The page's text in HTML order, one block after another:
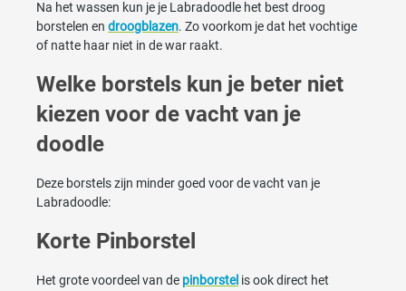
Na het wassen kun je je Labradoodle het best droog
borstelen en droogblazen. Zo voorkom je dat het vochtige
of natte haar niet in de war raakt.
Welke borstels kun je beter niet
kiezen voor de vacht van je
doodle
Deze borstels zijn minder goed voor de vacht van je
Labradoodle:
Korte Pinborstel
Het grote voordeel van de pinborstel is ook direct het